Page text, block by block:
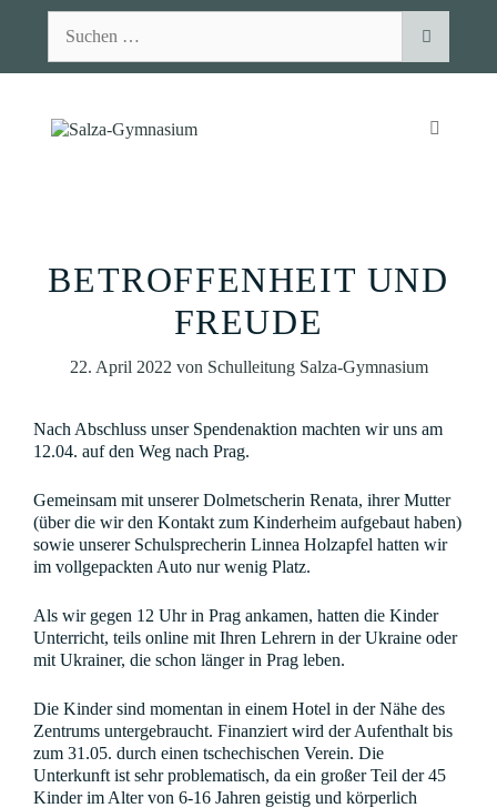
nach:
BETROFFENHEIT UND
FREUDE
22. April 2022 von Schulleitung Salza-Gymnasium
Nach Abschluss unser Spendenaktion machten wir uns am
12.04. auf den Weg nach Prag.
Gemeinsam mit unserer Dolmetscherin Renata, ihrer Mutter
(über die wir den Kontakt zum Kinderheim aufgebaut haben)
sowie unserer Schulsprecherin Linnea Holzapfel hatten wir
im vollgepackten Auto nur wenig Platz.
Als wir gegen 12 Uhr in Prag ankamen, hatten die Kinder
Unterricht, teils online mit Ihren Lehrern in der Ukraine oder
mit Ukrainer, die schon länger in Prag leben.
Die Kinder sind momentan in einem Hotel in der Nähe des
Zentrums untergebraucht. Finanziert wird der Aufenthalt bis
zum 31.05. durch einen tschechischen Verein. Die
Unterkunft ist sehr problematisch, da ein großer Teil der 45
Kinder im Alter von 6-16 Jahren geistig und körperlich